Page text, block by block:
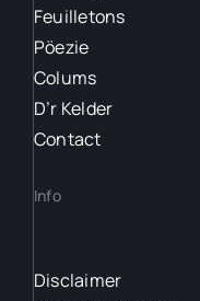
Feuilletons
Pöezie
Colums
D’r Kelder
Contact
Info
Disclaimer